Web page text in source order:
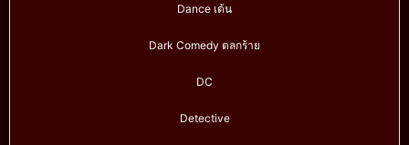
Dance เต้น
Dark Comedy ตลกร้าย
DC
Detective